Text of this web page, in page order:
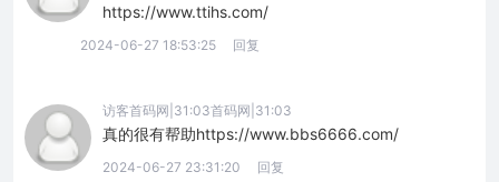
https://www.ttihs.com/
2024-06-27 18:53:25 回复
访客首码网|31:03首码网|31:03
真的很有帮助https://www.bbs6666.com/
2024-06-27 23:31:20 回复